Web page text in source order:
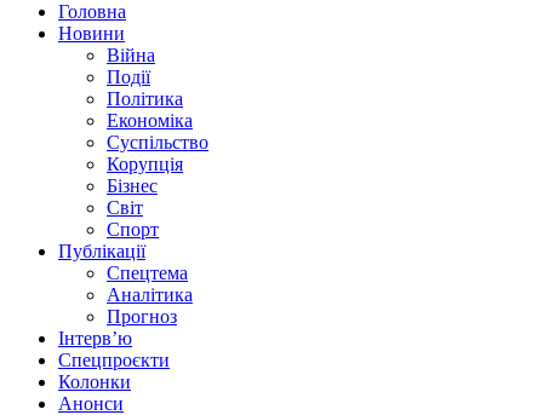
Головна
Новини
Війна
Події
Політика
Економіка
Суспільство
Корупція
Бізнес
Світ
Спорт
Публікації
Спецтема
Аналітика
Прогноз
Інтерв’ю
Спецпроєкти
Колонки
Анонси